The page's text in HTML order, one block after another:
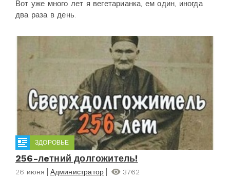
Вот уже много лет я вегетарианка, ем один, иногда
два раза в день.
ЗДОРОВЬЕ
256-лeтний долгожитель!
26 июня Администратор
3762